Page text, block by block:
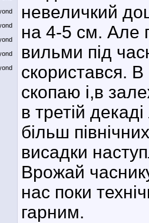
невеличкий
на 4-5 см. Але
вильми під
скористався. В
скопаю і,в
в третій
більш
висадки
Врожай
нас поки
гарним.